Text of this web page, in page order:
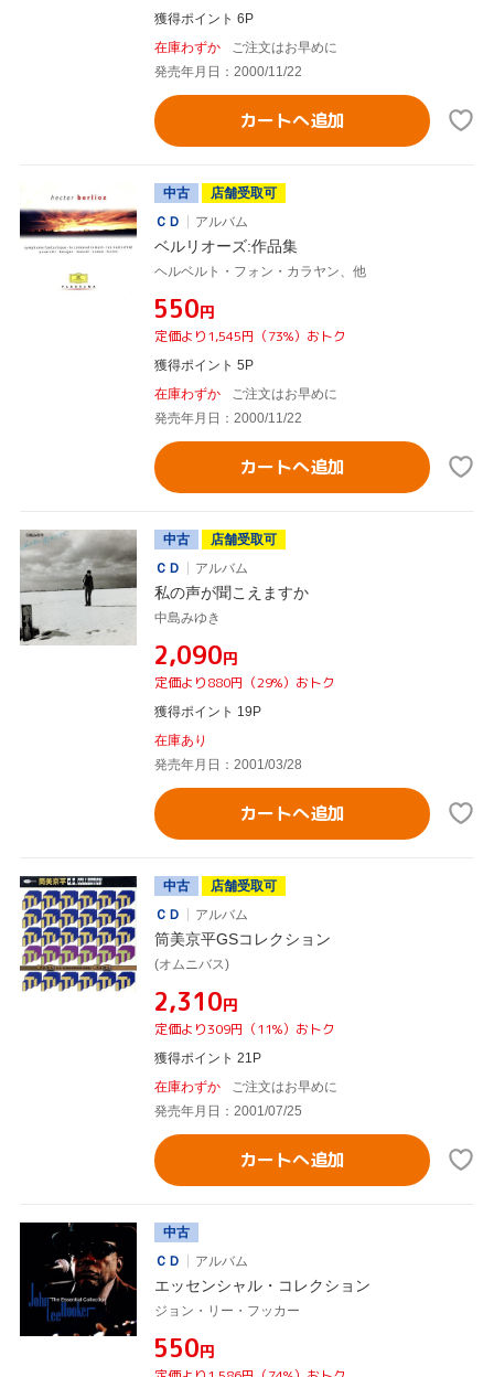
獲得ポイント 6P
在庫わずか
ご注文はお早めに
発売年月日：2000/11/22
カートへ追加
中古
店舗受取可
ＣＤ
アルバム
ベルリオーズ:作品集
ヘルベルト・フォン・カラヤン、他
¥550円
定価より1,545円（73%）おトク
獲得ポイント 5P
在庫わずか
ご注文はお早めに
発売年月日：2000/11/22
カートへ追加
中古
店舗受取可
ＣＤ
アルバム
私の声が聞こえますか
中島みゆき
¥2,090円
定価より880円（29%）おトク
獲得ポイント 19P
在庫あり
発売年月日：2001/03/28
カートへ追加
中古
店舗受取可
ＣＤ
アルバム
筒美京平GSコレクション
(オムニバス)
¥2,310円
定価より309円（11%）おトク
獲得ポイント 21P
在庫わずか
ご注文はお早めに
発売年月日：2001/07/25
カートへ追加
中古
ＣＤ
アルバム
エッセンシャル・コレクション
ジョン・リー・フッカー
¥550円